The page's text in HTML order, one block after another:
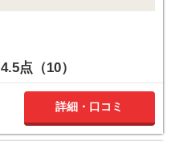
4.5点（10）
詳細・口コミ